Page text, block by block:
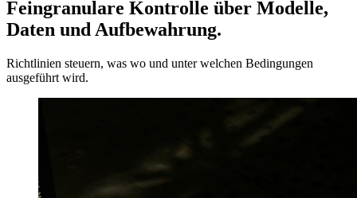
Feingranulare Kontrolle über Modelle,
Daten und Aufbewahrung.
Richtlinien steuern, was wo und unter welchen Bedingungen
ausgeführt wird.